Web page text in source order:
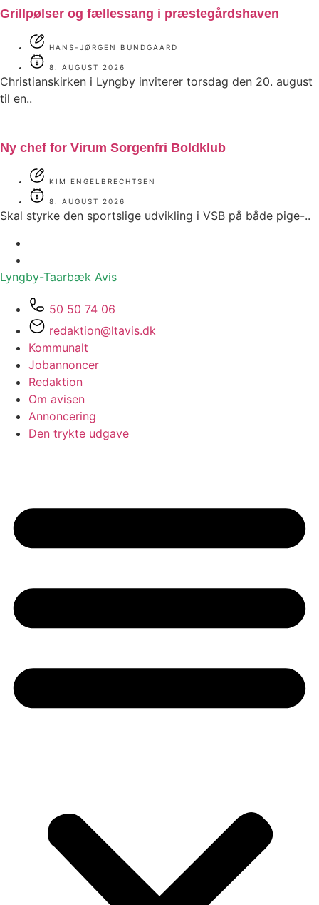
Grillpølser og fællessang i præstegårdshaven
HANS-JØRGEN BUNDGAARD
8. AUGUST 2026
Christianskirken i Lyngby inviterer torsdag den 20. august
til en..
Ny chef for Virum Sorgenfri Boldklub
KIM ENGELBRECHTSEN
8. AUGUST 2026
Skal styrke den sportslige udvikling i VSB på både pige-..
Lyngby-Taarbæk Avis
50 50 74 06
redaktion@ltavis.dk
Kommunalt
Jobannoncer
Redaktion
Om avisen
Annoncering
Den trykte udgave